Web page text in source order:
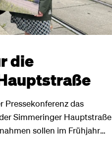
die
Pressekonferenz das
Simmeringer Hauptstraße
sollen im Frühjahr